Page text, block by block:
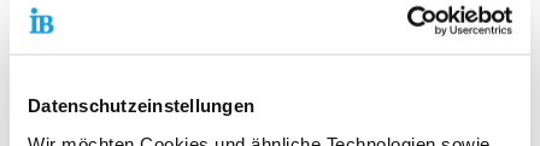
Datenschutzeinstellungen
Unterstützung bekommen sollten, die es gibt, zumal